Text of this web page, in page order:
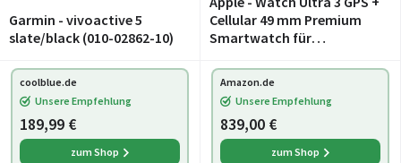
Garmin - vivoactive 5
slate/black (010-02862-10)
Cellular 49 mm Premium
Smartwatch für
Kombinationssport mit
robustem Titangehäuse in
Schwarz und Alpine Loop in
coolblue.de
Unsere Empfehlung
189,99 €
zum Shop
Amazon.de
Unsere Empfehlung
839,00 €
zum Shop